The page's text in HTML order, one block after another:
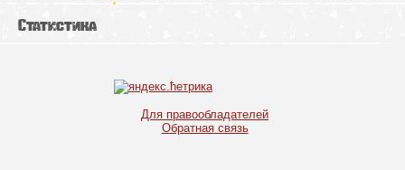
испробовал?
30.07.2026 00:43
Статистика
Для правообладателей
Обратная связь